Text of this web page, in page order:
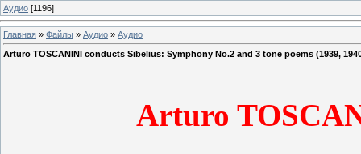
Аудио [1196]
Главная » Файлы » Аудио » Аудио
Arturo TOSCANINI conducts Sibelius: Symphony No.2 and 3 tone poems (1939,
Arturo